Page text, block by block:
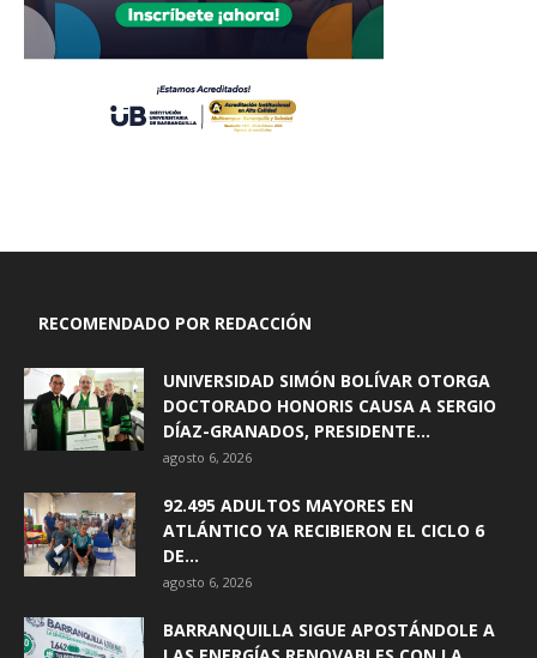
RECOMENDADO POR REDACCIÓN
UNIVERSIDAD SIMÓN BOLÍVAR OTORGA
DOCTORADO HONORIS CAUSA A SERGIO
DÍAZ-GRANADOS, PRESIDENTE...
agosto 6, 2026
92.495 ADULTOS MAYORES EN
ATLÁNTICO YA RECIBIERON EL CICLO 6
DE...
agosto 6, 2026
BARRANQUILLA SIGUE APOSTÁNDOLE A